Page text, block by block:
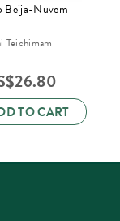
Beija-Nuvem
Teichimam
26.80
TO CART